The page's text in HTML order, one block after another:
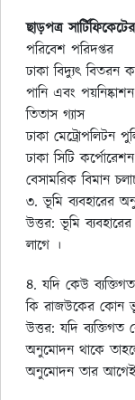
ছাড়পত্র
পরিবেশ পরিদপ্তর
ঢাকা বিদ্যুৎ বিতরন
পানি এবং
তিতাস গ্যাস
ঢাকা মেট্রোপলিটন
ঢাকা সিটি কর্পোরেশন
বেসামরিক বিমান
৩. ভূমি ব্যবহারের
উত্তর: ভূমি
লাগে ।
৪. যদি কেউ
কি রাজউকের কোন
উত্তর: যদি ব্যক্তিগত
অনুমোদন থাকে
অনুমোদন তার